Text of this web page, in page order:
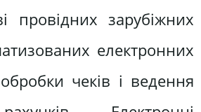
провідних зарубіжних
електронних
чеків і ведення